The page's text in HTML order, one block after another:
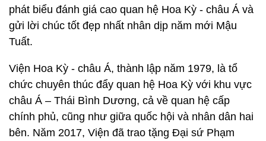
phát biểu đánh giá cao quan hệ Hoa Kỳ - châu Á và
gửi lời chúc tốt đẹp nhất nhân dịp năm mới Mậu
Tuất.
Viện Hoa Kỳ - châu Á, thành lập năm 1979, là tổ
chức chuyên thúc đẩy quan hệ Hoa Kỳ với khu vực
châu Á – Thái Bình Dương, cả về quan hệ cấp
chính phủ, cũng như giữa quốc hội và nhân dân hai
bên. Năm 2017, Viện đã trao tặng Đại sứ Phạm